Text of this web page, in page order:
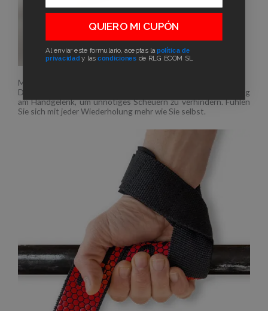
Mit gepolsterter Verstärkung
Diese Griffbänder haben eine 5 mm starke Neoprenverstärkung
am Handgelenk, um unnötiges Scheuern zu verhindern. Fühlen
Sie sich mit jeder Wiederholung mehr wie Sie selbst.
QUIERO MI CUPÓN
Al enviar este formulario, aceptas lapolítica de
privacidad y las condiciones de RLG ECOM SL